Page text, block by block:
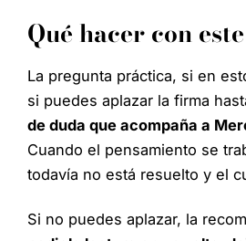
Qué hacer con
La pregunta práctica, si en
si puedes aplazar la firma
de duda que acompaña a
Cuando el pensamiento se
todavía no está resuelto y el
Si no puedes aplazar, la